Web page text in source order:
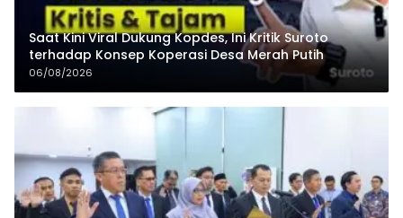
Saat Kini Viral Dukung Kopdes, Ini Kritik Suroto
terhadap Konsep Koperasi Desa Merah Putih
06/08/2026